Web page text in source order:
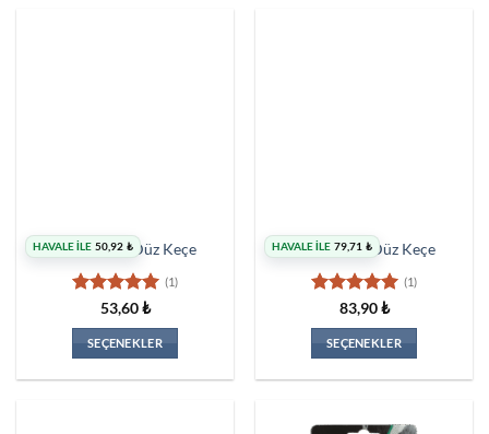
HAVALE İLE 50,92 ₺
3 mm Saplı Düz Keçe
5 üzerinden
5oy aldı
(1)
53,60₺
SEÇENEKLER
HAVALE İLE 79,71 ₺
6 mm Saplı Düz Keçe
5 üzerinden
5oy aldı
(1)
83,90₺
SEÇENEKLER